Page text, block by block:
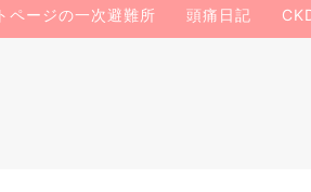
ページの一次避難所
頭痛日記